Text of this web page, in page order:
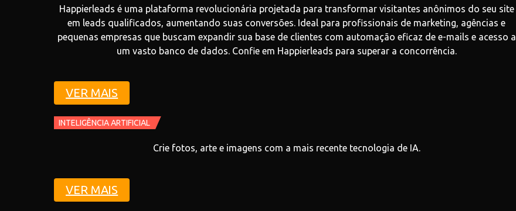
Happierleads é uma plataforma revolucionária projetada para transformar visitantes anônimos do seu site
em leads qualificados, aumentando suas conversões. Ideal para profissionais de marketing, agências e
pequenas empresas que buscam expandir sua base de clientes com automação eficaz de e-mails e acesso a
um vasto banco de dados. Confie em Happierleads para superar a concorrência.
VER MAIS
INTELIGÊNCIA ARTIFICIAL
Crie fotos, arte e imagens com a mais recente tecnologia de IA.
VER MAIS